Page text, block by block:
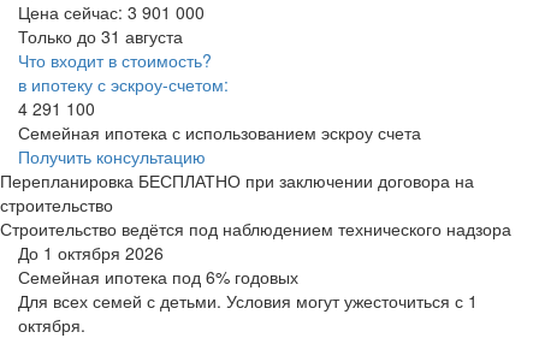
Цена сейчас: 3 901 000
Только до 31 августа
Что входит в стоимость?
в ипотеку с эскроу-счетом:
4 291 100
Семейная ипотека с использованием эскроу счета
Получить консультацию
Перепланировка БЕСПЛАТНО при заключении договора на
строительство
Строительство ведётся под наблюдением технического надзора
До 1 октября 2026
Семейная ипотека под 6% годовых
Для всех семей с детьми. Условия могут ужесточиться с 1
октября.